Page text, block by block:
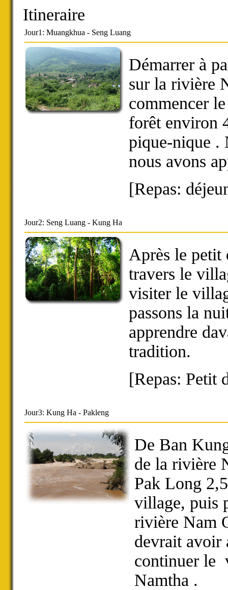
Itineraire
Jour1: Muangkhua - Seng Luang
Démarrer à
sur la rivière
commencer
forêt environ
pique-nique .
nous avons
[Repas:
Jour2: Seng Luang - Kung Ha
Après le petit
travers le
visiter le
passons la
apprendre
tradition.
[Repas: Petit
Jour3: Kung Ha - Pakleng
De Ban
de la rivière
Pak Long
village, puis
rivière Nam
devrait avoir
continuer le
Namtha .